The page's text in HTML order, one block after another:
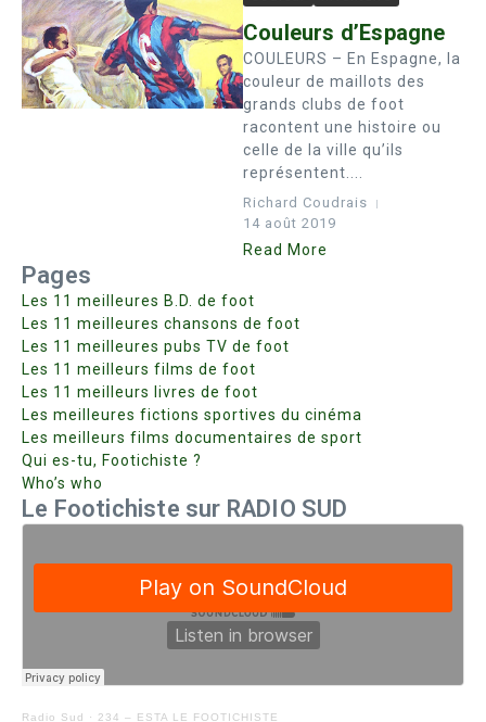
Couleurs d’Espagne
COULEURS – En Espagne, la
couleur de maillots des
grands clubs de foot
racontent une histoire ou
celle de la ville qu’ils
représentent....
Richard Coudrais
14 août 2019
Read More
Pages
Les 11 meilleures B.D. de foot
Les 11 meilleures chansons de foot
Les 11 meilleures pubs TV de foot
Les 11 meilleurs films de foot
Les 11 meilleurs livres de foot
Les meilleures fictions sportives du cinéma
Les meilleurs films documentaires de sport
Qui es-tu, Footichiste ?
Who’s who
Le Footichiste sur RADIO SUD
Radio Sud · 234 – ESTA LE FOOTICHISTE